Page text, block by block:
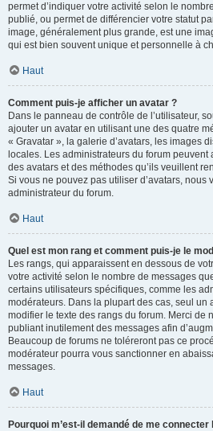
permet d’indiquer votre activité selon le
publié, ou permet de différencier votre statut
image, généralement plus grande, est une
qui est bien souvent unique et personnelle à
Haut
Comment puis-je afficher un avatar ?
Dans le panneau de contrôle de l’utilisateur,
ajouter un avatar en utilisant une des quatre
« Gravatar », la galerie d’avatars, les images
locales. Les administrateurs du forum
des avatars et des méthodes qu’ils veuillent
Si vous ne pouvez pas utiliser d’avatars, nous
administrateur du forum.
Haut
Quel est mon rang et comment puis-je le
Les rangs, qui apparaissent en dessous de
votre activité selon le nombre de messages
certains utilisateurs spécifiques, comme les
modérateurs. Dans la plupart des cas, seul un
modifier le texte des rangs du forum. Merci de
publiant inutilement des messages afin
Beaucoup de forums ne toléreront pas ce
modérateur pourra vous sanctionner en
messages.
Haut
Pourquoi m’est-il demandé de me